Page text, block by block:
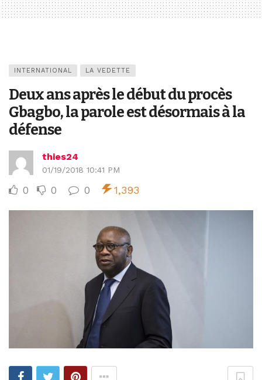
INTERNATIONAL LA VEDETTE
Deux ans après le début du procès
Gbagbo, la parole est désormais à la
défense
thies24
01/19/2018 10:41 PM
0 0 0 1,393